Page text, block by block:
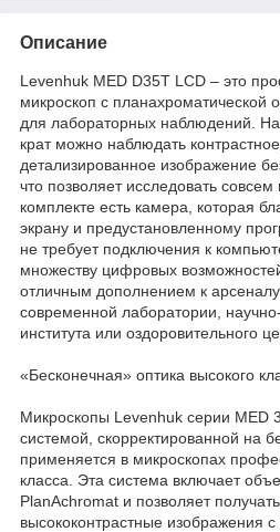
Описание
Levenhuk MED D35T LCD – это
микроскоп с планахроматической
для лабораторных наблюдений.
крат можно наблюдать
детализированное изображение
что позволяет исследовать
комплекте есть камера, которая
экрану и предустановленному
не требует подключения к
множеству цифровых
отличным дополнением к арсеналу
современной лаборатории,
института или оздоровительного
«Бесконечная» оптика высокого
Микроскопы Levenhuk серии MED
системой, скорректированной на
применяется в микроскопах
класса. Эта система включает
PlanAchromat и позволяет
высококонтрастные изображения